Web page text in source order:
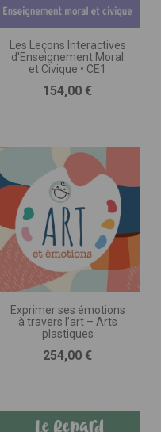
Les Leçons Interactives
d'Enseignement Moral
et Civique • CE1
Prix
154,00 €
Exprimer ses émotions
à travers l’art – Arts
plastiques
Prix
254,00 €